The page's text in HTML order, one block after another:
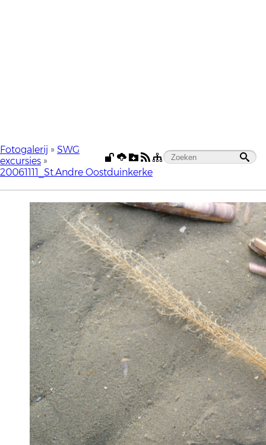
Fotogalerij » SWG
excursies »
20061111_St.Andre Oostduinkerke